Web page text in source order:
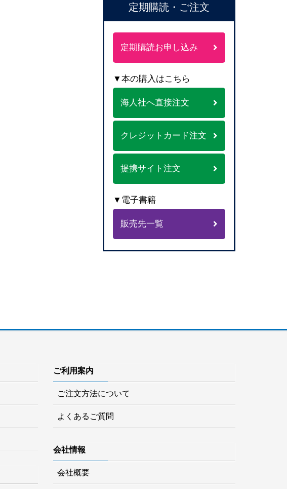
定期購読・ご注文
定期購読お申し込み
▼本の購入はこちら
海人社へ直接注文
クレジットカード注文
提携サイト注文
▼電子書籍
販売先一覧
ご利用案内
ご注文方法について
よくあるご質問
会社情報
会社概要